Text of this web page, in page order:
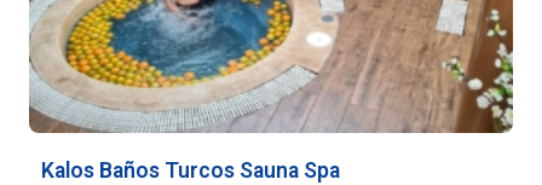
Kalos Baños Turcos Sauna Spa